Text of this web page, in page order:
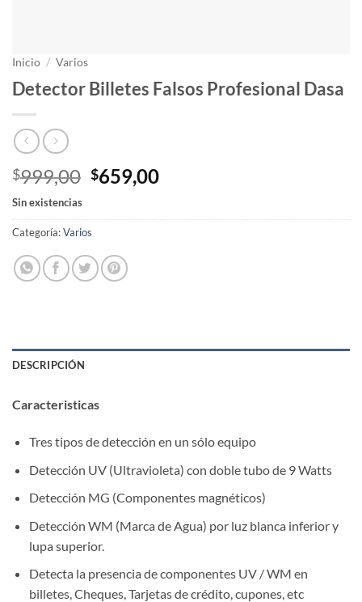
Inicio / Varios
Detector Billetes Falsos Profesional Dasa
$999,00 El
precio
original
era:
$999,00.
$659,00El
actual
Sin existencias
Categoría:Varios
DESCRIPCIÓN
Caracteristicas
Tres tipos de detección en un sólo equipo
Detección UV (Ultravioleta) con doble tubo de 9 Watts
Detección MG (Componentes magnéticos)
Detección WM (Marca de Agua) por luz blanca inferior y
lupa superior.
Detecta la presencia de componentes UV / WM en
billetes, Cheques, Tarjetas de crédito, cupones, etc